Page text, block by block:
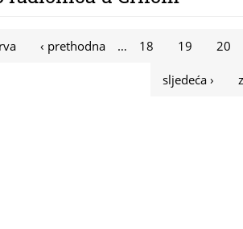
‹ prethodna … 18 19 20
sljedeća ›